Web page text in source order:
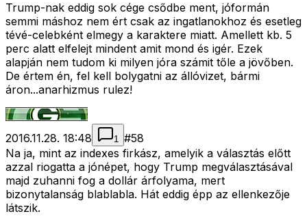
Trump-nak eddig sok cége csődbe ment, jóformán
semmi máshoz nem ért csak az ingatlanokhoz és esetleg
tévé-celebként elmegy a karaktere miatt. Amellett kb. 5
perc alatt elfelejt mindent amit mond és igér. Ezek
alapján nem tudom ki milyen jóra számit tőle a jövőben.
De értem én, fel kell bolygatni az állóvizet, bármi
áron...anarhizmus rulez!
2016.11.28. 18:48 1 #58
Na ja, mint az indexes firkász, amelyik a választás előtt
azzal riogatta a jónépet, hogy Trump megválasztásával
majd zuhanni fog a dollár árfolyama, mert
bizonytalanság blablabla. Hát eddig épp az ellenkezője
látszik.